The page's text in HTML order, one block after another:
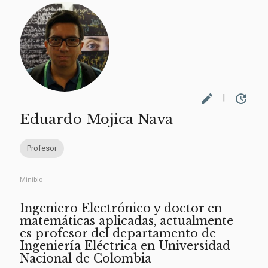
edit update
Eduardo Mojica Nava
Profesor
Minibio
Ingeniero Electrónico y doctor en
matemáticas aplicadas, actualmente
es profesor del departamento de
Ingeniería Eléctrica en Universidad
Nacional de Colombia